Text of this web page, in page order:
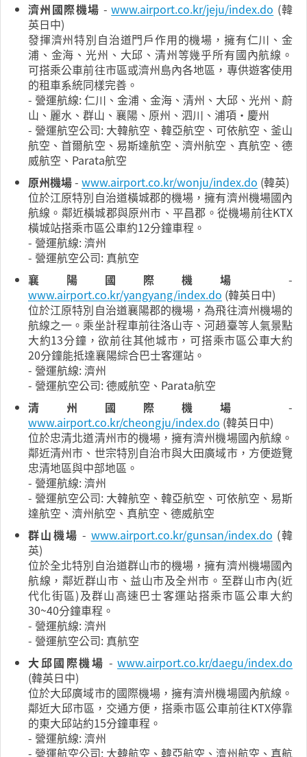
濟州國際機場 -www.airport.co.kr/jeju/index.do (韓
英日中)
發揮濟州特別自治道門戶作用的機場，擁有仁川、金
浦、金海、光州、大邱、清州等幾乎所有國內航線。
可搭乘公車前往市區或濟州島內各地區，專供遊客使用
的租車系統同樣完善。
- 營運航線: 仁川、金浦、金海、清州、大邱、光州、蔚
山、麗水、群山、襄陽、原州、泗川、浦項·慶州
- 營運航空公司: 大韓航空、韓亞航空、可依航空、釜山
航空、首爾航空、易斯達航空、濟州航空、真航空、德
威航空、Parata航空
原州機場- www.airport.co.kr/wonju/index.do (韓英)
位於江原特別自治道橫城郡的機場，擁有濟州機場國內
航線。鄰近橫城郡與原州市、平昌郡。從機場前往KTX
橫城站搭乘市區公車約12分鐘車程。
- 營運航線: 濟州
- 營運航空公司: 真航空
襄陽國際機場
-
www.airport.co.kr/yangyang/index.do (韓英日中)
位於江原特別自治道襄陽郡的機場，為飛往濟州機場的
航線之一。乘坐計程車前往洛山寺、河趙臺等人氣景點
大約13分鐘，欲前往其他城市，可搭乘市區公車大約
20分鐘能抵達襄陽綜合巴士客運站。
- 營運航線: 濟州
- 營運航空公司: 德威航空、Parata航空
清州國際機場
-
www.airport.co.kr/cheongju/index.do (韓英日中)
位於忠清北道清州市的機場，擁有濟州機場國內航線。
鄰近清州市、世宗特別自治市與大田廣域市，方便遊覽
忠清地區與中部地區。
- 營運航線: 濟州
- 營運航空公司: 大韓航空、韓亞航空、可依航空、易斯
達航空、濟州航空、真航空、德威航空
群山機場 - www.airport.co.kr/gunsan/index.do (韓
英)
位於全北特別自治道群山市的機場，擁有濟州機場國內
航線，鄰近群山市、益山市及全州市。至群山市內(近
代化街區)及群山高速巴士客運站搭乘市區公車大約
30~40分鐘車程。
- 營運航線: 濟州
- 營運航空公司: 真航空
大邱國際機場 - www.airport.co.kr/daegu/index.do
(韓英日中)
位於大邱廣域市的國際機場，擁有濟州機場國內航線。
鄰近大邱市區，交通方便，搭乘市區公車前往KTX停靠
的東大邱站約15分鐘車程。
- 營運航線: 濟州
- 營運航空公司: 大韓航空、韓亞航空、濟州航空、真航